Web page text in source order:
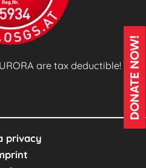
DONATE NOW!
are tax deductible!
privacy